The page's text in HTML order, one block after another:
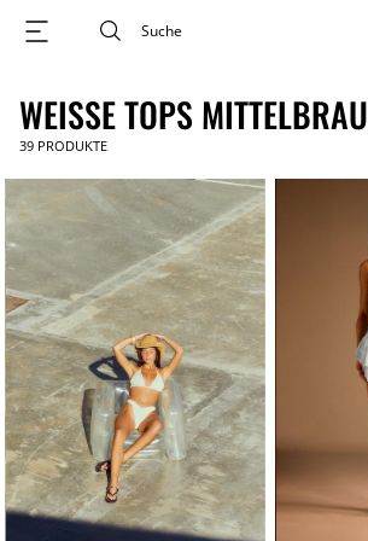
WEISSE TOPS MITTELBRAUN
39 PRODUKTE